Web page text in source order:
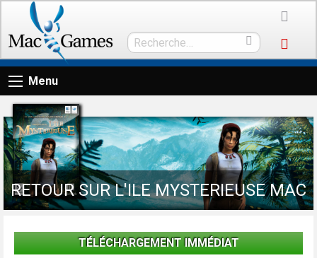
Menu
RETOUR SUR L'ILE MYSTERIEUSE MAC
TÉLÉCHARGEMENT IMMÉDIAT